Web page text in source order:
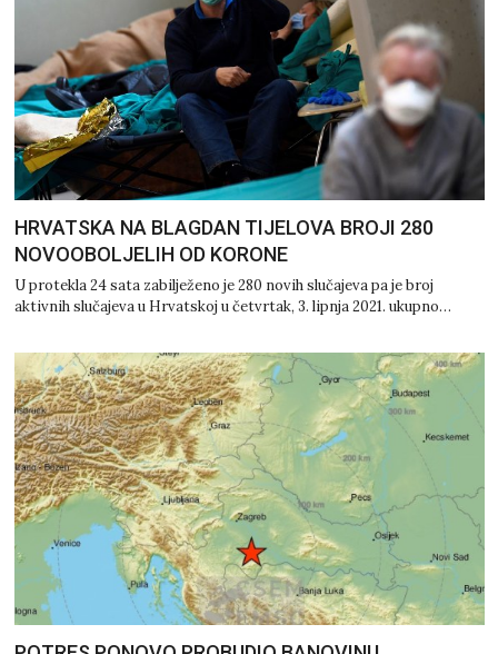
HRVATSKA NA BLAGDAN TIJELOVA BROJI 280
NOVOOBOLJELIH OD KORONE
U protekla 24 sata zabilježeno je 280 novih slučajeva pa je broj
aktivnih slučajeva u Hrvatskoj u četvrtak, 3. lipnja 2021. ukupno…